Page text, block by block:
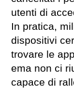
utenti di
In pratica,
dispositivi
trovare le
ema non ci
capace di